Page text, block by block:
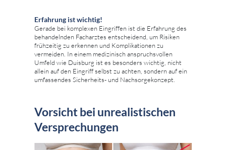
Erfahrung ist wichtig!
Gerade bei komplexen Eingriffen ist die Erfahrung des
behandelnden Facharztes entscheidend, um Risiken
frühzeitig zu erkennen und Komplikationen zu
vermeiden. In einem medizinisch anspruchsvollen
Umfeld wie Duisburg ist es besonders wichtig, nicht
allein auf den Eingriff selbst zu achten, sondern auf ein
umfassendes Sicherheits- und Nachsorgekonzept.
Vorsicht bei unrealistischen
Versprechungen